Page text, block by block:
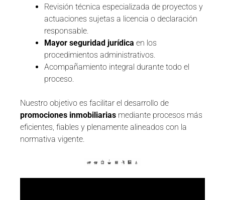
Revisión técnica especializada de proyectos y
actuaciones sujetas a licencia o declaración
responsable.
Mayor seguridad jurídica en los
procedimientos administrativos.
Acompañamiento integral durante todo el
proceso.
Nuestro objetivo es facilitar el desarrollo de
promociones inmobiliarias mediante procesos más
eficientes, fiables y plenamente alineados con la
normativa vigente.